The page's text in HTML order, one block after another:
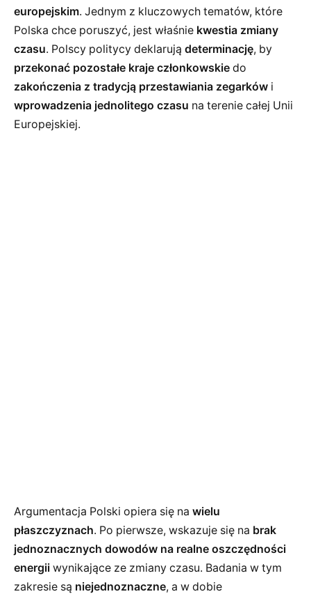
europejskim. Jednym z kluczowych tematów, które
Polska chce poruszyć, jest właśnie kwestia zmiany
czasu. Polscy politycy deklarują determinację, by
przekonać pozostałe kraje członkowskie do
zakończenia z tradycją przestawiania zegarków i
wprowadzenia jednolitego czasu na terenie całej Unii
Europejskiej.
Argumentacja Polski opiera się na wielu
płaszczyznach. Po pierwsze, wskazuje się na brak
jednoznacznych dowodów na realne oszczędności
energii wynikające ze zmiany czasu. Badania w tym
zakresie są niejednoznaczne, a w dobie